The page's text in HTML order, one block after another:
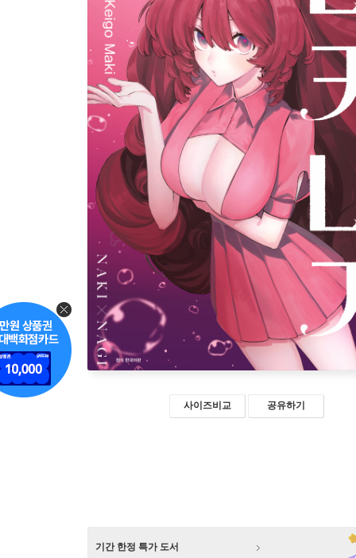
사이즈비교 공유하기
기간 한정 특가 도서